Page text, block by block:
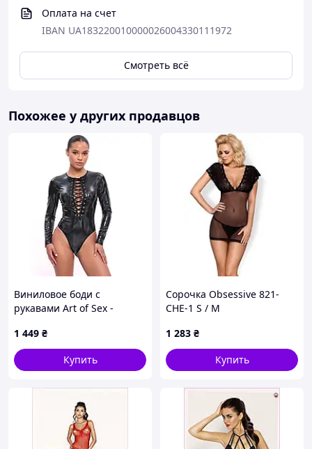
Оплата на счет
IBAN UA183220010000026004330111972
Смотреть всё
Похожее у других продавцов
Виниловое боди с
рукавами Art of Sex -
голограммы, размер XL
1 449 ₴
Купить
Сорочка Obsessive 821-
CHE-1 S / M
1 283 ₴
Купить